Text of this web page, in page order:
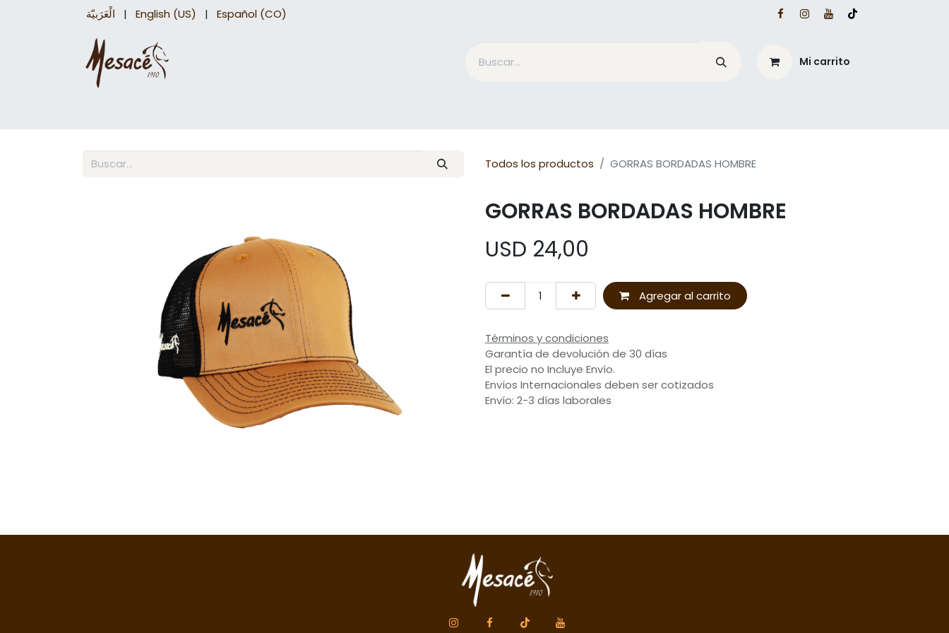
الْعَرَبيّة | English (US) | Español (CO)
Mi carrito
Todos los productos GORRAS BORDADAS HOMBRE
GORRAS BORDADAS HOMBRE
USD 24,00
Agregar al carrito
Términos y condiciones
Garantía de devolución de 30 días
El precio no Incluye Envío.
Envíos Internacionales deben ser cotizados
Envío: 2-3 días laborales